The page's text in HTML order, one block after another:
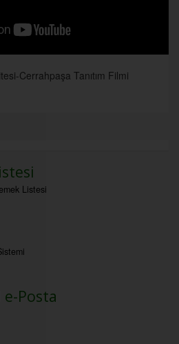
Cerrahpaşa Tanıtım Filmi
Listesi
Posta